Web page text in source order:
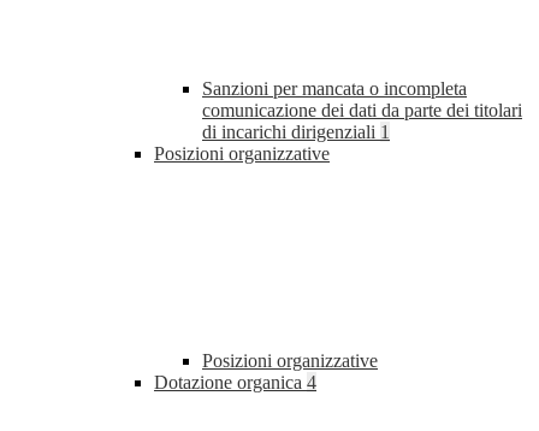
Sanzioni per mancata o incompleta
comunicazione dei dati da parte dei titolari
di incarichi dirigenziali 1
Posizioni organizzative
Posizioni organizzative
Dotazione organica 4